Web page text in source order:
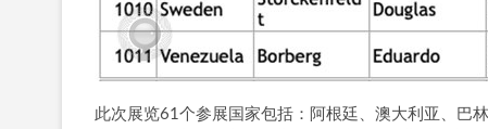
此次展览61个参展国家包括：阿根廷、澳大利亚、巴